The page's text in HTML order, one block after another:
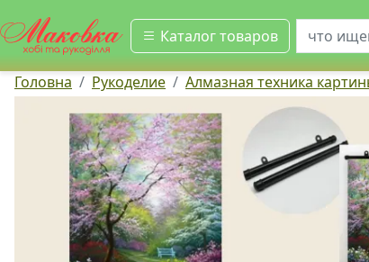
Каталог товаров
искать
Головна Рукоделие Алмазная техника